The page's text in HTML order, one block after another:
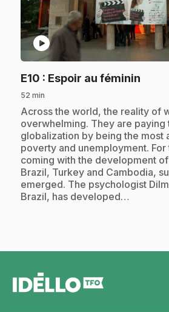
play_circle
E10 : Espoir au féminin
52 min
.Across the world, the reality of
overwhelming. They are
globalization by being the most
poverty and unemployment.
coming with the development
Brazil, Turkey and Cambodia,
emerged. The psychologist
Brazil, has developed…